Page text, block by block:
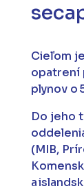
Cieľom
opatrení
plynov o
Do jeho
(MIB,
a